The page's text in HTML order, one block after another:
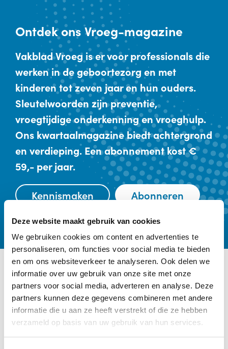
Deze website maakt gebruik van cookies
We gebruiken cookies om content en advertenties te
personaliseren, om functies voor social media te bieden
en om ons websiteverkeer te analyseren. Ook delen we
informatie over uw gebruik van onze site met onze
partners voor social media, adverteren en analyse. Deze
partners kunnen deze gegevens combineren met andere
informatie die u aan ze heeft verstrekt of die ze hebben
verzameld op basis van uw gebruik van hun services.
Ontdekons Vroeg-magazine
Vakblad Vroeg is er voor professionals die
werken in de geboortezorg en met
kinderen tot zeven jaar en hun ouders.
Sleutelwoorden zijn preventie,
vroegtijdige onderkenning en vroeghulp.
Ons kwartaalmagazine biedt achtergrond
en verdieping. Een abonnement kost €
59,- per jaar.
Kennismaken Abonneren
Ander interessant nieuws
Categorie:Bevallen, Ouderschap,
Recensies